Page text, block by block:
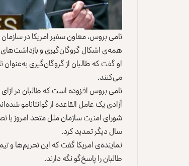
همه‌ی اشکال گروگان‌گیری و بازداشت‌های
او گفت که طالبان از گروگان‌گیری
می‌کنند.
تامی بروس افزوده است که طالبان در
آزادی یک عامل القاعده از گوانتانامو
شورای امنیت سازمان ملل متحد امروز با
سال دیگر تمدید کرد.
نماینده‌ی امریکا گفت که این تحریم‌ها و
طالبان را پاسخ‌گو نگه دارند.